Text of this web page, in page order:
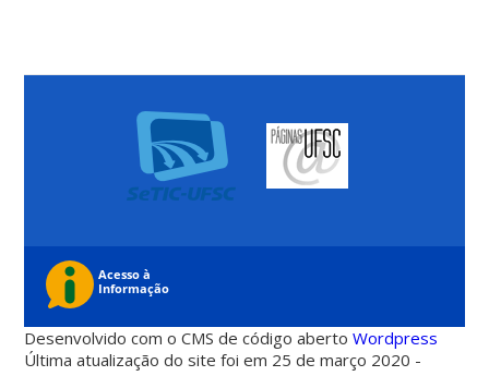
Desenvolvido com o CMS de código abertoWordpress
Última atualização do site foi em 25 de março 2020 -